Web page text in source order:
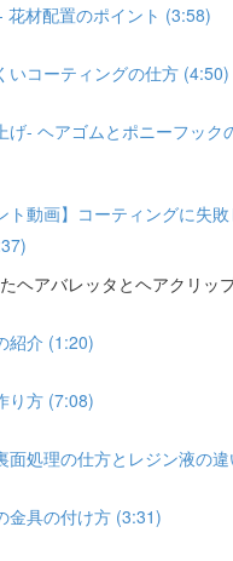
花材配置のポイント (3:58)
いコーティングの仕方 (4:50)
げ- ヘアゴムとポニーフック
ト動画】コーティングに失
ヘアバレッタとヘアクリッ
紹介 (1:20)
り方 (7:08)
面処理の仕方とレジン液の
金具の付け方 (3:31)